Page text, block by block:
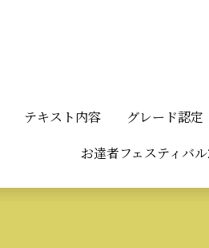
テキスト内容 グレード認定
お達者フェスティバ
テキスト内容 グレード認定
お達者フェスティバ